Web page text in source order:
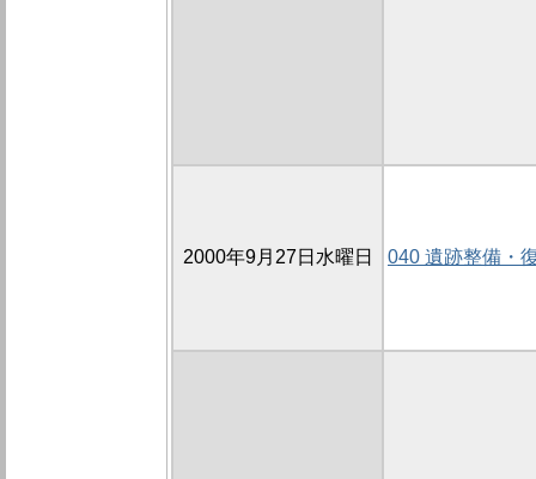
2000年9月27日水曜日 040 遺跡整備・